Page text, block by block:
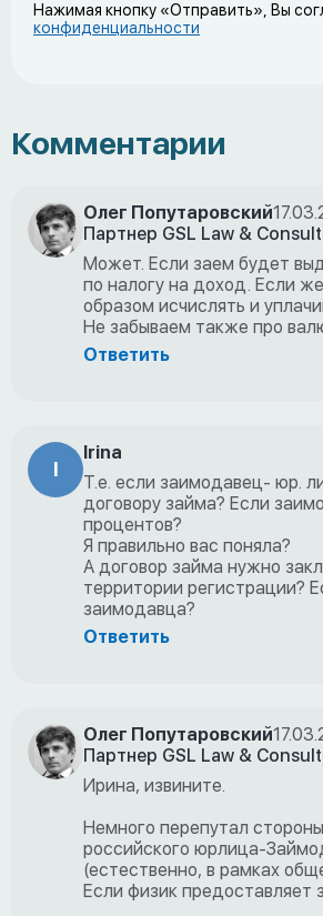
Нажимая кнопку «Отправить», Вы
конфиденциальности
Комментарии
Олег Попутаровский
Партнер GSL Law &
Может. Если заем будет
по налогу на доход. Если
образом исчислять и
Не забываем также про
Ответить
I
Irina
Т.е. если заимодавец- юр.
договору займа? Если
процентов?
Я правильно вас поняла?
А договор займа нужно
территории регистрации?
заимодавца?
Ответить
Олег Попутаровский
Партнер GSL Law &
Ирина, извините.
Немного перепутал
российского юрлица-
(естественно, в рамках
Если физик предоставляет